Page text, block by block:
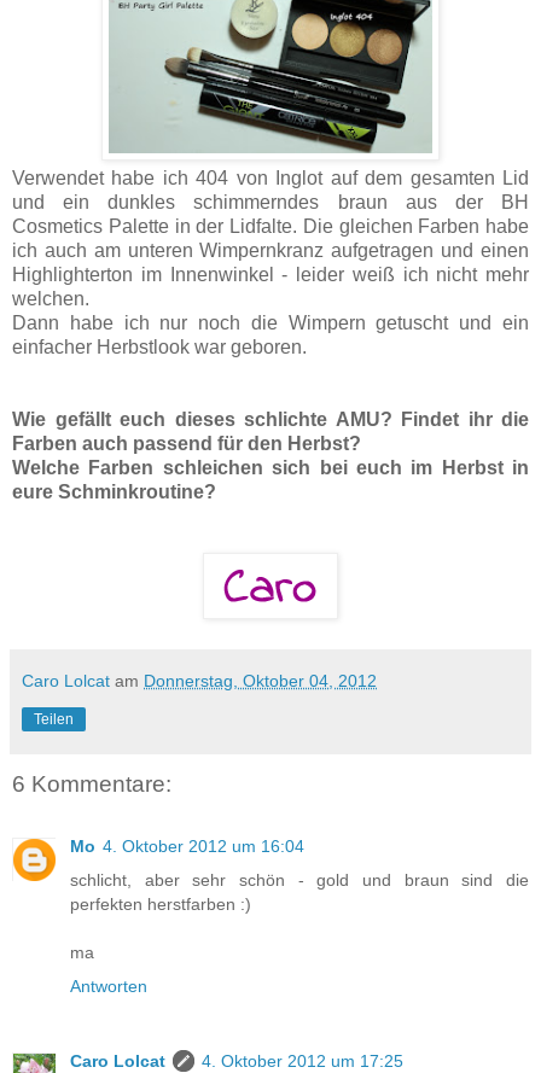
Verwendet habe ich 404 von Inglot auf dem gesamten Lid
und ein dunkles schimmerndes braun aus der BH
Cosmetics Palette in der Lidfalte. Die gleichen Farben habe
ich auch am unteren Wimpernkranz aufgetragen und einen
Highlighterton im Innenwinkel - leider weiß ich nicht mehr
welchen.
Dann habe ich nur noch die Wimpern getuscht und ein
einfacher Herbstlook war geboren.
Wie gefällt euch dieses schlichte AMU? Findet ihr die
Farben auch passend für den Herbst?
Welche Farben schleichen sich bei euch im Herbst in
eure Schminkroutine?
Caro Lolcat am Donnerstag, Oktober 04, 2012
Teilen
6 Kommentare:
Mo 4. Oktober 2012 um 16:04
schlicht, aber sehr schön - gold und braun sind die
perfekten herstfarben :)
ma
Antworten
Caro Lolcat
4. Oktober 2012 um 17:25